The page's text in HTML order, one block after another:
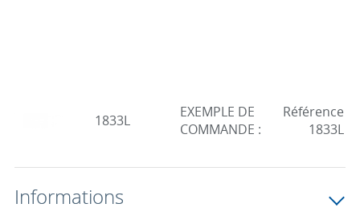
1833L
EXEMPLE DE
COMMANDE :
Référence
1833L
Informations